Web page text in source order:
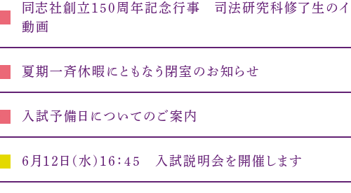
同志社創立150周年記念行事 司法研究科修了生のイ
動画
夏期一斉休暇にともなう閉室のお知らせ
入試予備日についてのご案内
６月１２日(水)１６：４５ 入試説明会を開催します